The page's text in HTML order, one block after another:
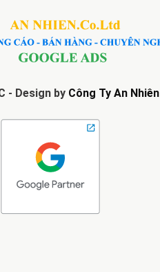
- Design by Công Ty An Nhiên